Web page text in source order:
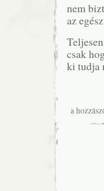
nem
az
csak
ki tudja
Néma
a